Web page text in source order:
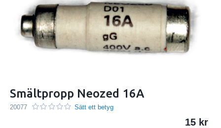
Smältpropp Neozed 16A
20077 Sätt ett betyg
15